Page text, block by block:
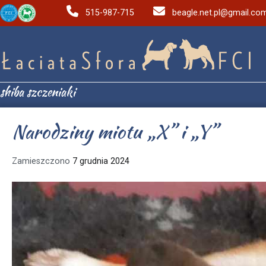
515-987-715
shiba szczeniaki
Narodziny miotu „X” i „Y”
Zamieszczono 7 grudnia 2024